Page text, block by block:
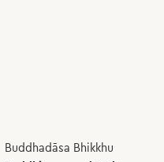
Buddhadāsa Bhikkhu